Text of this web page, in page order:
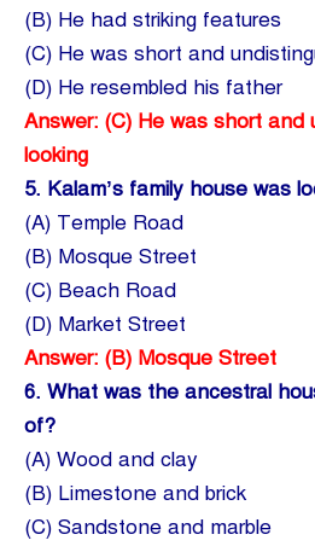
(B) He had striking features
(C) He was short and
(D) He resembled his father
Answer: (C) He was short and
looking
5. Kalam’s family house was
(A) Temple Road
(B) Mosque Street
(C) Beach Road
(D) Market Street
Answer: (B) Mosque Street
6. What was the ancestral
of?
(A) Wood and clay
(B) Limestone and brick
(C) Sandstone and marble